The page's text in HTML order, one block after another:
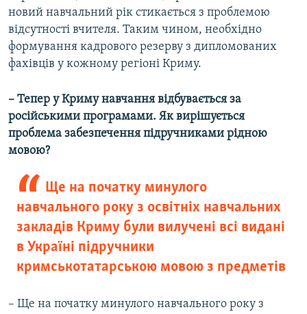
новий навчальний рік стикається з проблемою
відсутності вчителя. Таким чином, необхідно
формування кадрового резерву з дипломованих
фахівців у кожному регіоні Криму.
– Тепер у Криму навчання відбувається за
російськими програмами. Як вирішується
проблема забезпечення підручниками рідною
мовою?
Ще на початку минулого
навчального року з освітніх навчальних
закладів Криму були вилучені всі видані
в Україні підручники
кримськотатарською мовою з предметів
– Ще на початку минулого навчального року з